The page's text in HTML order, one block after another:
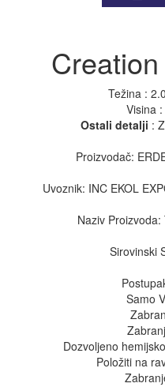
Težina :
Visina
Ostali detalji :
Proizvodač:
Uvoznik: INC EKOL
Naziv
Sirovinski
Samo
Dozvoljeno
Položiti na